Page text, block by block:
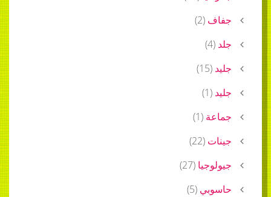
جفاف (
2
)
جلد (
4
)
جليد (
15
)
جليد (
1
)
جماعة (
1
)
جينات (
22
)
جيولوجيا (
27
)
حاسوبي (
5
)